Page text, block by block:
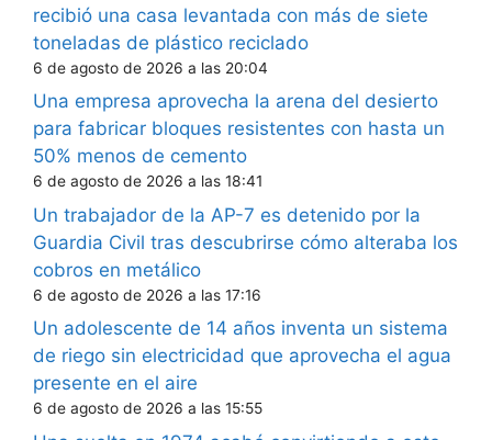
recibió una casa levantada con más de siete
toneladas de plástico reciclado
6 de agosto de 2026 a las 20:04
Una empresa aprovecha la arena del desierto
para fabricar bloques resistentes con hasta un
50% menos de cemento
6 de agosto de 2026 a las 18:41
Un trabajador de la AP-7 es detenido por la
Guardia Civil tras descubrirse cómo alteraba los
cobros en metálico
6 de agosto de 2026 a las 17:16
Un adolescente de 14 años inventa un sistema
de riego sin electricidad que aprovecha el agua
presente en el aire
6 de agosto de 2026 a las 15:55